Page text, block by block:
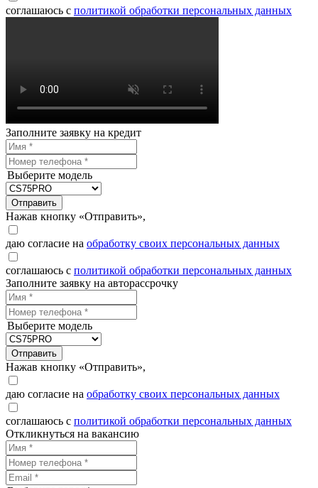
соглашаюсь с политикой обработки персональных данных
Заполните заявку на кредит
Выберите модель
Отправить
Нажав кнопку «Отправить»,
даю согласие на обработку своих персональных данных
соглашаюсь с политикой обработки персональных данных
Заполните заявку на авторассрочку
Выберите модель
Отправить
Нажав кнопку «Отправить»,
даю согласие на обработку своих персональных данных
соглашаюсь с политикой обработки персональных данных
Откликнуться на вакансию